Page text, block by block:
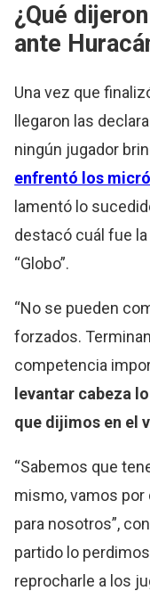
¿Qué
ante
Una vez que
llegaron las
ningún jugador
enfrentó los
lamentó lo
destacó cuál fue la
“Globo”.
“No se pueden
forzados.
competencia
levantar cabeza
que dijimos en el
“Sabemos que
mismo, vamos
para nosotros”,
partido lo
reprocharle a los